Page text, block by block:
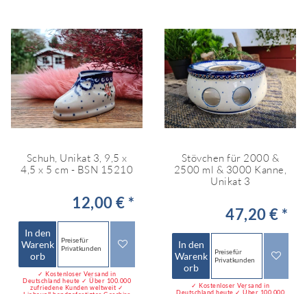
Schuh, Unikat 3, 9,5 x
4,5 x 5 cm - BSN 15210
12,00 € *
In den
Warenk
orb
Preise für
Privatkunden
✓ Kostenloser Versand in
Deutschland heute ✓ Über 100.000
zufriedene Kunden weltweit ✓
Stövchen für 2000 &
2500 ml & 3000 Kanne,
Unikat 3
47,20 € *
In den
Warenk
orb
Preise für
Privatkunden
✓ Kostenloser Versand in
Deutschland heute ✓ Über 100.000